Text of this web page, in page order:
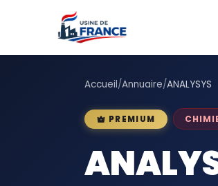
Accueil/Annuaire/ANALYSYS
PREMIUM